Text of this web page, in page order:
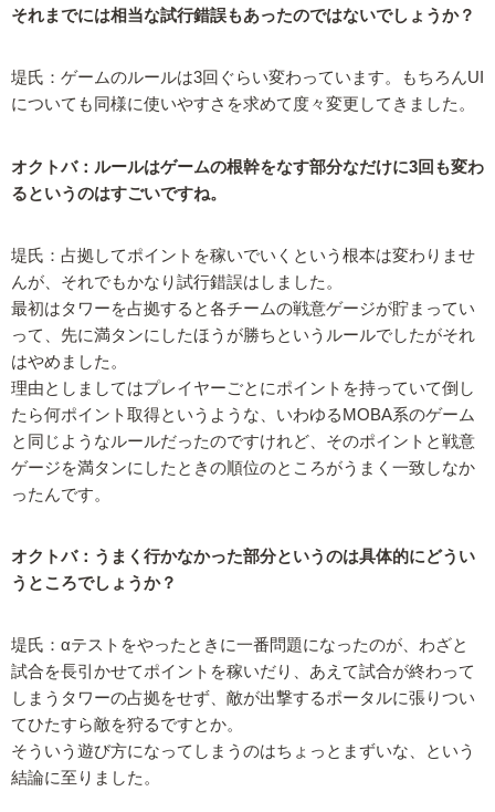
それまでには相当な試行錯誤もあったのではないでしょうか？
堤氏：ゲームのルールは3回ぐらい変わっています。もちろんUI
についても同様に使いやすさを求めて度々変更してきました。
オクトバ：ルールはゲームの根幹をなす部分なだけに3回も変わ
るというのはすごいですね。
堤氏：占拠してポイントを稼いでいくという根本は変わりませ
んが、それでもかなり試行錯誤はしました。
最初はタワーを占拠すると各チームの戦意ゲージが貯まってい
って、先に満タンにしたほうが勝ちというルールでしたがそれ
はやめました。
理由としましてはプレイヤーごとにポイントを持っていて倒し
たら何ポイント取得というような、いわゆるMOBA系のゲーム
と同じようなルールだったのですけれど、そのポイントと戦意
ゲージを満タンにしたときの順位のところがうまく一致しなか
ったんです。
オクトバ：うまく行かなかった部分というのは具体的にどうい
うところでしょうか？
堤氏：αテストをやったときに一番問題になったのが、わざと
試合を長引かせてポイントを稼いだり、あえて試合が終わって
しまうタワーの占拠をせず、敵が出撃するポータルに張りつい
てひたすら敵を狩るですとか。
そういう遊び方になってしまうのはちょっとまずいな、という
結論に至りました。